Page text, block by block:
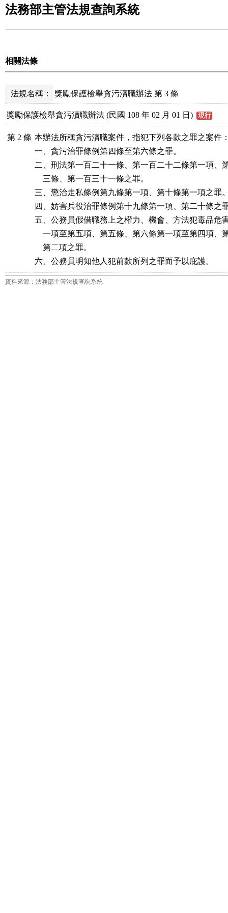
法務部主管法規查詢系統
相關法條
法規名稱： 獎勵保護檢舉貪污瀆職辦法 第 3 條
獎勵保護檢舉貪污瀆職辦法 (民國 108 年 02 月 01 日) 現行
第 2 條 本辦法所稱貪污瀆職案件，指犯下列各款之罪之案件
一、貪污治罪條例第四條至第六條之罪。
二、刑法第一百二十一條、第一百二十二條第一項、
    三條、第一百三十一條之罪。
三、懲治走私條例第九條第一項、第十條第一項之罪
四、妨害兵役治罪條例第十九條第一項、第二十條之
五、公務員假借職務上之權力、機會、方法犯毒品危
一項至第五項、第五條、第六條第一項至第四項、
    第二項之罪。
六、公務員明知他人犯前款所列之罪而予以庇護。
資料來源：法務部主管法規查詢系統